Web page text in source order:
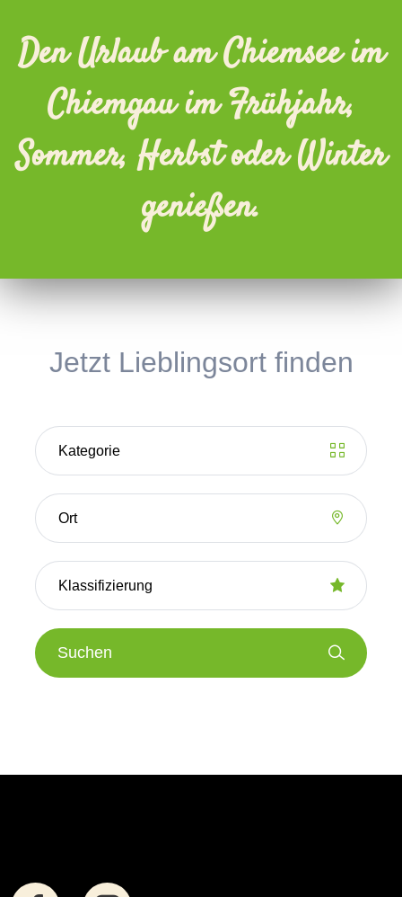
Den Urlaub am Chiemsee im
Chiemgau im Frühjahr,
Sommer, Herbst oder Winter
genießen.
Jetzt Lieblingsort finden
Suchen